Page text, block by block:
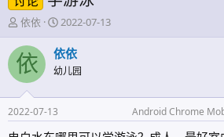
主
题
发
起
人
依依
开
始
时
间
2022-07-13
依 依依
幼儿园
2022-07-13 Android Chrome